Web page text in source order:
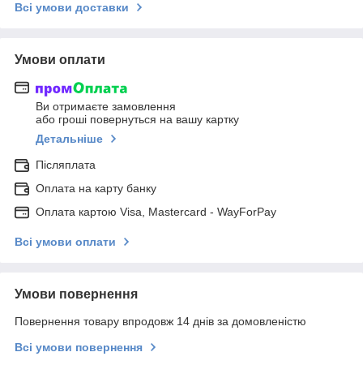
Всі умови доставки
Умови оплати
Ви отримаєте замовлення
або гроші повернуться на вашу картку
Детальніше
Післяплата
Оплата на карту банку
Оплата картою Visa, Mastercard - WayForPay
Всі умови оплати
Умови повернення
Повернення товару впродовж 14 днів за домовленістю
Всі умови повернення